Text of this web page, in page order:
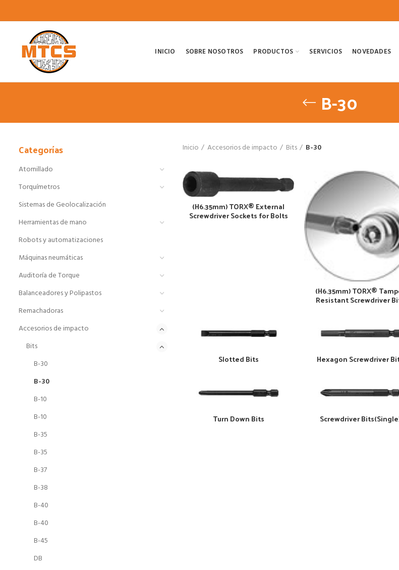
INICIO SOBRE NOSOTROS PRODUCTOS SERVICIOS NOVEDADES
B-30
Categorías
Atornillado
Torquímetros
Sistemas de Geolocalización
Herramientas de mano
Robots y automatizaciones
Máquinas neumáticas
Auditoría de Torque
Balanceadores y Polipastos
Remachadoras
Accesorios de impacto
Bits
B-30
B-30
B-10
B-10
B-35
B-35
B-37
B-38
B-40
B-40
B-45
DB
Inicio Accesorios de impacto Bits B-30
(H6.35mm) TORX® External
Screwdriver Sockets for Bolts
(H6.35mm) TORX®
Resistant Screwdriver
Slotted Bits Hexagon Screwdriver
Turn Down Bits Screwdriver